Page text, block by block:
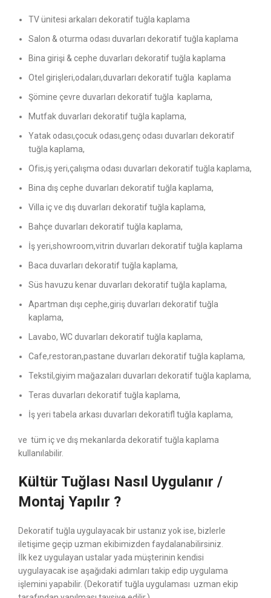
TV ünitesi arkaları dekoratif tuğla kaplama
Salon & oturma odası duvarları dekoratif tuğla kaplama
Bina girişi & cephe duvarları dekoratif tuğla kaplama
Otel girişleri,odaları,duvarları dekoratif tuğla kaplama
Şömine çevre duvarları dekoratif tuğla kaplama,
Mutfak duvarları dekoratif tuğla kaplama,
Yatak odası,çocuk odası,genç odası duvarları dekoratif
tuğla kaplama,
Ofis,iş yeri,çalışma odası duvarları dekoratif tuğla kaplama,
Bina dış cephe duvarları dekoratif tuğla kaplama,
Villa iç ve dış duvarları dekoratif tuğla kaplama,
Bahçe duvarları dekoratif tuğla kaplama,
İş yeri,showroom,vitrin duvarları dekoratif tuğla kaplama
Baca duvarları dekoratif tuğla kaplama,
Süs havuzu kenar duvarları dekoratif tuğla kaplama,
Apartman dışı cephe,giriş duvarları dekoratif tuğla
kaplama,
Lavabo, WC duvarları dekoratif tuğla kaplama,
Cafe,restoran,pastane duvarları dekoratif tuğla kaplama,
Tekstil,giyim mağazaları duvarları dekoratif tuğla kaplama,
Teras duvarları dekoratif tuğla kaplama,
İş yeri tabela arkası duvarları dekoratifl tuğla kaplama,
ve tüm iç ve dış mekanlarda dekoratif tuğla kaplama
kullanılabilir.
Kültür Tuğlası Nasıl Uygulanır /
Montaj Yapılır ?
Dekoratif tuğla uygulayacak bir ustanız yok ise, bizlerle
iletişime geçip uzman ekibimizden faydalanabilirsiniz.
İlk kez uygulayan ustalar yada müşterinin kendisi
uygulayacak ise aşağıdaki adımları takip edip uygulama
işlemini yapabilir. (Dekoratif tuğla uygulaması uzman ekip